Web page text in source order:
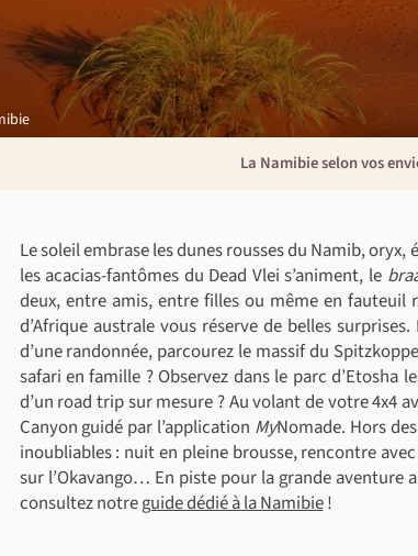
La Namibie selon vos
Le soleil embrase les dunes rousses du Namib,
les acacias-fantômes du Dead Vlei s’animent, le
deux, entre amis, entre filles ou même en
d’Afrique australe vous réserve de belles
d’une randonnée, parcourez le massif du
safari en famille ? Observez dans le parc d’Etosha
d’un road trip sur mesure ? Au volant de votre 4x4
Canyon guidé par l’application MyNomade. Hors
inoubliables : nuit en pleine brousse, rencontre
sur l’Okavango… En piste pour la grande aventure
consultez notreguide dédié à la Namibie!